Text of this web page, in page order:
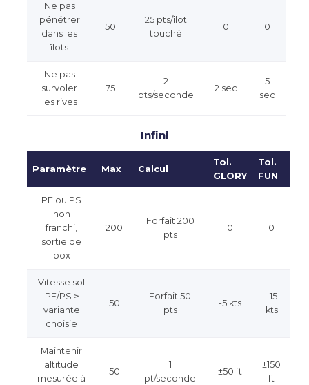
Ne pas
pénétrer
dans les
îlots
50
25 pts/îlot
touché
0 0
Ne pas
survoler
les rives
75
2
pts/seconde
2 sec
5
sec
Infini
Paramètre Max Calcul
Tol.
GLORY
Tol.
FUN
PE ou PS
non
franchi,
sortie de
box
200
Forfait 200
pts
0 0
Vitesse sol
PE/PS ≥
variante
choisie
50
Forfait 50
pts
-5 kts
-15
kts
Maintenir
altitude
mesurée à
50
1
pt/seconde
±50 ft
±150
ft